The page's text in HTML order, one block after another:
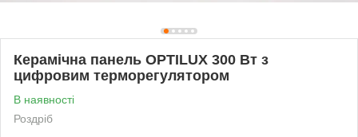
Керамічна панель OPTILUX 300 Вт з
цифровим терморегулятором
В наявності
Роздріб